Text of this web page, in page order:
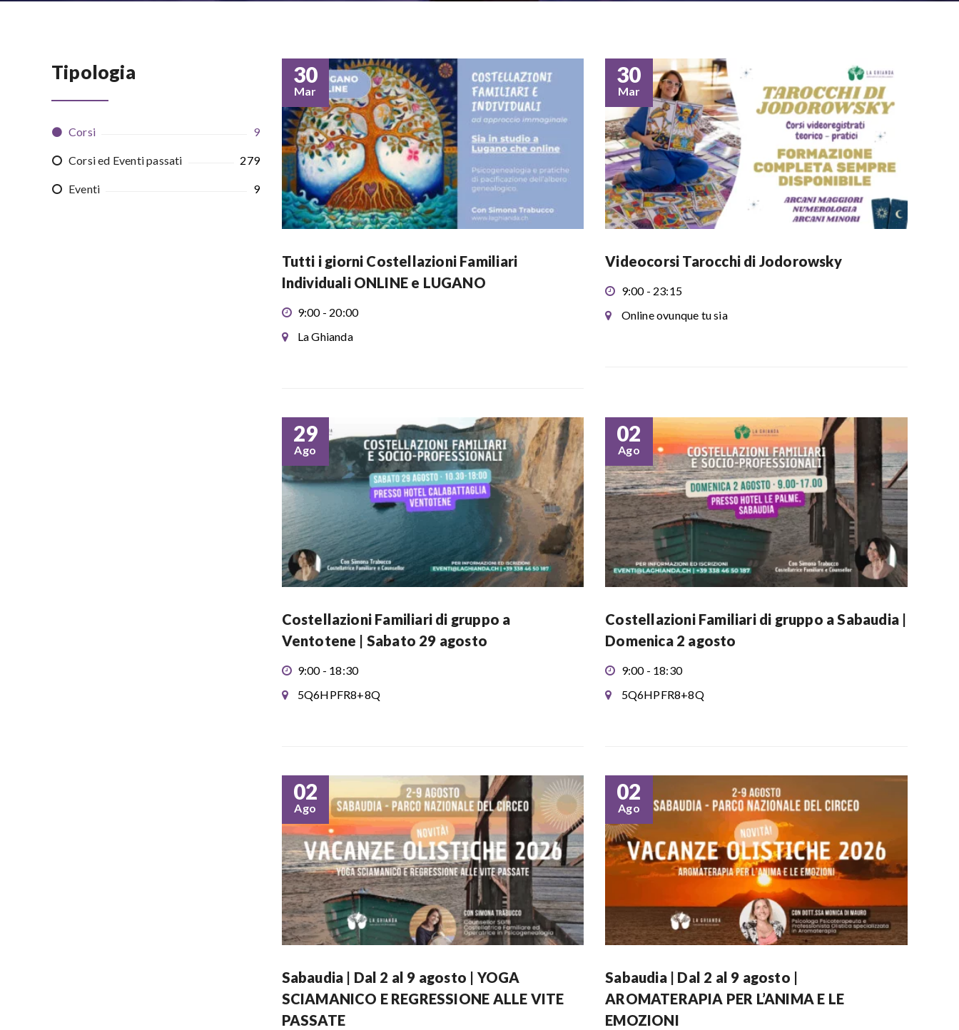
30
Mar
Tutti i giorni Costellazioni Familiari
Individuali ONLINE e LUGANO
9:00 - 20:00
La Ghianda
30
Mar
Videocorsi Tarocchi di Jodorowsky
9:00 - 23:15
Online ovunque tu sia
29
Ago
Costellazioni Familiari di gruppo a
Ventotene | Sabato 29 agosto
9:00 - 18:30
5Q6HPFR8+8Q
02
Ago
Costellazioni Familiari di gruppo a Sabaudia |
Domenica 2 agosto
9:00 - 18:30
5Q6HPFR8+8Q
02
Ago
Sabaudia | Dal 2 al 9 agosto | YOGA
SCIAMANICO E REGRESSIONE ALLE VITE
PASSATE
02
Ago
Sabaudia | Dal 2 al 9 agosto |
AROMATERAPIA PER L’ANIMA E LE
EMOZIONI
Tipologia
Corsi 9
Corsi ed Eventi passati 279
Eventi 9